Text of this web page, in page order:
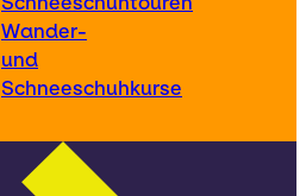
Wander-
und
Schneeschuhkurse